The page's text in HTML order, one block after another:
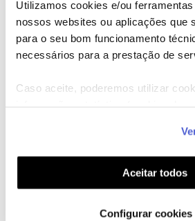
Utilizamos cookies e/ou
nossos websites ou aplicações que
para o seu bom funcionamento
necessários para a prestação de
Caso aceite, poderemos utilizar
funcionalidades (cookies de
funcionalidade) e adaptar anúncios
(cookies de publicidade
utilização dos cookies clicando em "
Aceitar todos
Configurar cookies
D David F
voltei a instalar e faz exatamente o mesmo